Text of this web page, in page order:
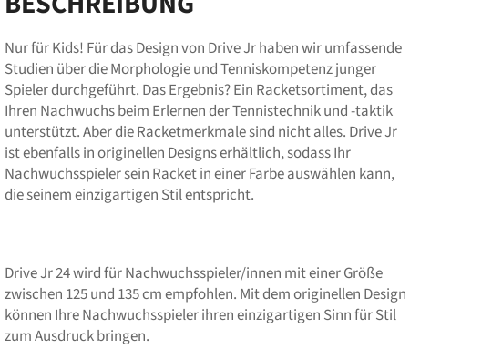
Nur für Kids! Für das Design von Drive Jr haben wir umfassende
Studien über die Morphologie und Tenniskompetenz junger
Spieler durchgeführt. Das Ergebnis? Ein Racketsortiment, das
Ihren Nachwuchs beim Erlernen der Tennistechnik und -taktik
unterstützt. Aber die Racketmerkmale sind nicht alles. Drive Jr
ist ebenfalls in originellen Designs erhältlich, sodass Ihr
Nachwuchsspieler sein Racket in einer Farbe auswählen kann,
die seinem einzigartigen Stil entspricht.
Drive Jr 24 wird für Nachwuchsspieler/innen mit einer Größe
zwischen 125 und 135 cm empfohlen. Mit dem originellen Design
können Ihre Nachwuchsspieler ihren einzigartigen Sinn für Stil
zum Ausdruck bringen.